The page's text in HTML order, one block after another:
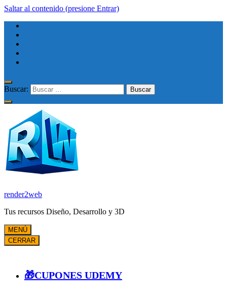
Saltar al contenido (presione Entrar)
Buscar:
render2web
Tus recursos Diseño, Desarrollo y 3D
MENÚ
CERRAR
🎁CUPONES UDEMY